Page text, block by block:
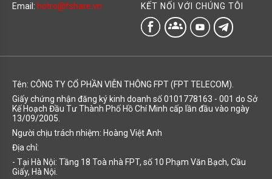
Email: hotro@fshare.vn KẾT NỐI VỚI CHÚNG TÔI
groups
Tên: CÔNG TY CỔ PHẦN VIỄN THÔNG FPT (FPT TELECOM).
Giấy chứng nhận đăng ký kinh doanh số 0101778163 - 001 do Sở
Kế Hoạch Đầu Tư Thành Phố Hồ Chí Minh cấp lần đầu vào ngày
13/09/2005.
Người chịu trách nhiệm: Hoàng Việt Anh
Địa chỉ:
- Tại Hà Nội: Tầng 18 Toà nhà FPT, số 10 Phạm Văn Bạch, Cầu
Giấy, Hà Nội.